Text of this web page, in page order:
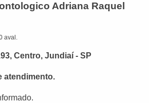
Adriana Raquel
aval.
Centro, Jundiaí - SP
atendimento.